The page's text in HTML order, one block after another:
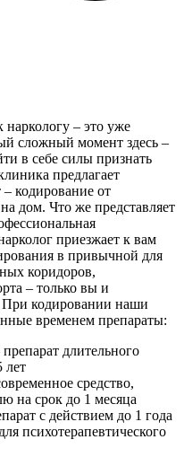
– это уже
сложный момент здесь –
в себе силы признать
предлагает
кодирование от
дом. Что же представляет
приезжает к вам
в привычной для
коридоров,
– только вы и
кодировании наши
временем препараты:
препарат длительного
лет
средство,
на срок до 1 месяца
с действием до 1 года
психотерапевтического